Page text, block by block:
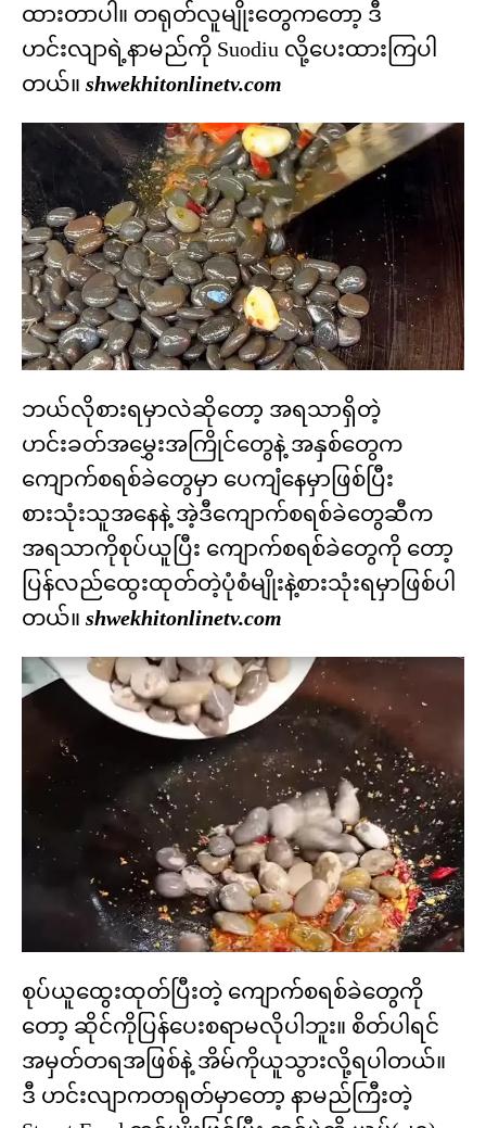
ထားတာပါ။ တရုတ်လူမျိုးတွေကတော့ ဒီ
ဟင်းလျာရဲ့နာမည်ကို Suodiu လို့ပေးထားကြပါ
တယ်။ shwekhitonlinetv.com
ဘယ်လိုစားရမှာလဲဆိုတော့ အရသာရှိတဲ့
ဟင်းခတ်အမွှေးအကြိုင်တွေနဲ့ အနှစ်တွေက
ကျောက်စရစ်ခဲတွေမှာ ပေကျံနေမှာဖြစ်ပြီး
စားသုံးသူအနေနဲ့ အဲ့ဒီကျောက်စရစ်ခဲတွေဆီက
အရသာကိုစုပ်ယူပြီး ကျောက်စရစ်ခဲတွေကို တော့
ပြန်လည်ထွေးထုတ်တဲ့ပုံစံမျိုးနဲ့စားသုံးရမှာဖြစ်ပါ
တယ်။ shwekhitonlinetv.com
စုပ်ယူထွေးထုတ်ပြီးတဲ့ ကျောက်စရစ်ခဲတွေကို
တော့ ဆိုင်ကိုပြန်ပေးစရာမလိုပါဘူး။ စိတ်ပါရင်
အမှတ်တရအဖြစ်နဲ့ အိမ်ကိုယူသွားလို့ရပါတယ်။
ဒီ ဟင်းလျာကတရုတ်မှာတော့ နာမည်ကြီးတဲ့